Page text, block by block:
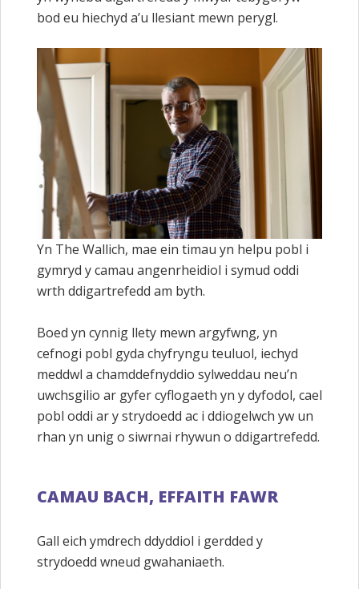
bod eu hiechyd a’u llesiant mewn perygl.
Yn The Wallich, mae ein timau yn helpu pobl i
gymryd y camau angenrheidiol i symud oddi
wrth ddigartrefedd am byth.
Boed yn cynnig llety mewn argyfwng, yn
cefnogi pobl gyda chyfryngu teuluol, iechyd
meddwl a chamddefnyddio sylweddau neu’n
uwchsgilio ar gyfer cyflogaeth yn y dyfodol, cael
pobl oddi ar y strydoedd ac i ddiogelwch yw un
rhan yn unig o siwrnai rhywun o ddigartrefedd.
CAMAU BACH, EFFAITH FAWR
Gall eich ymdrech ddyddiol i gerdded y
strydoedd wneud gwahaniaeth.